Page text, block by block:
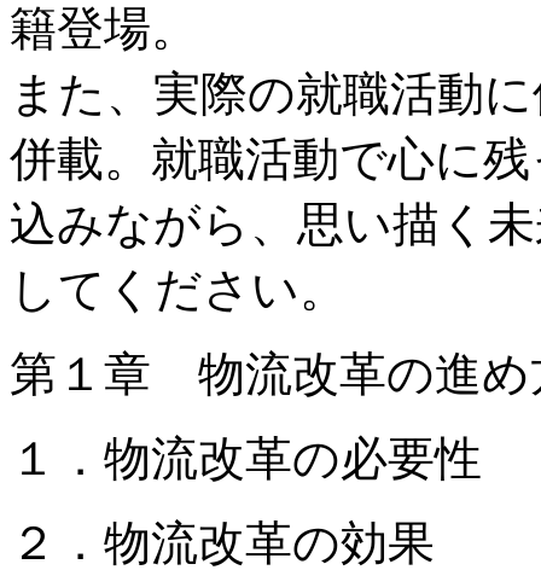
籍登場。
また、実際の就職活動
併載。就職活動で心に
込みながら、思い描く
してください。
第１章 物流改革の進め
１．物流改革の必要性
２．物流改革の効果